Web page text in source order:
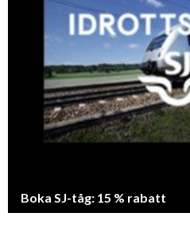
Boka SJ-tåg: 15 % rabatt